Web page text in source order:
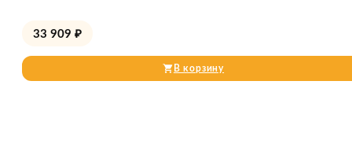
33 909 ₽
В корзину